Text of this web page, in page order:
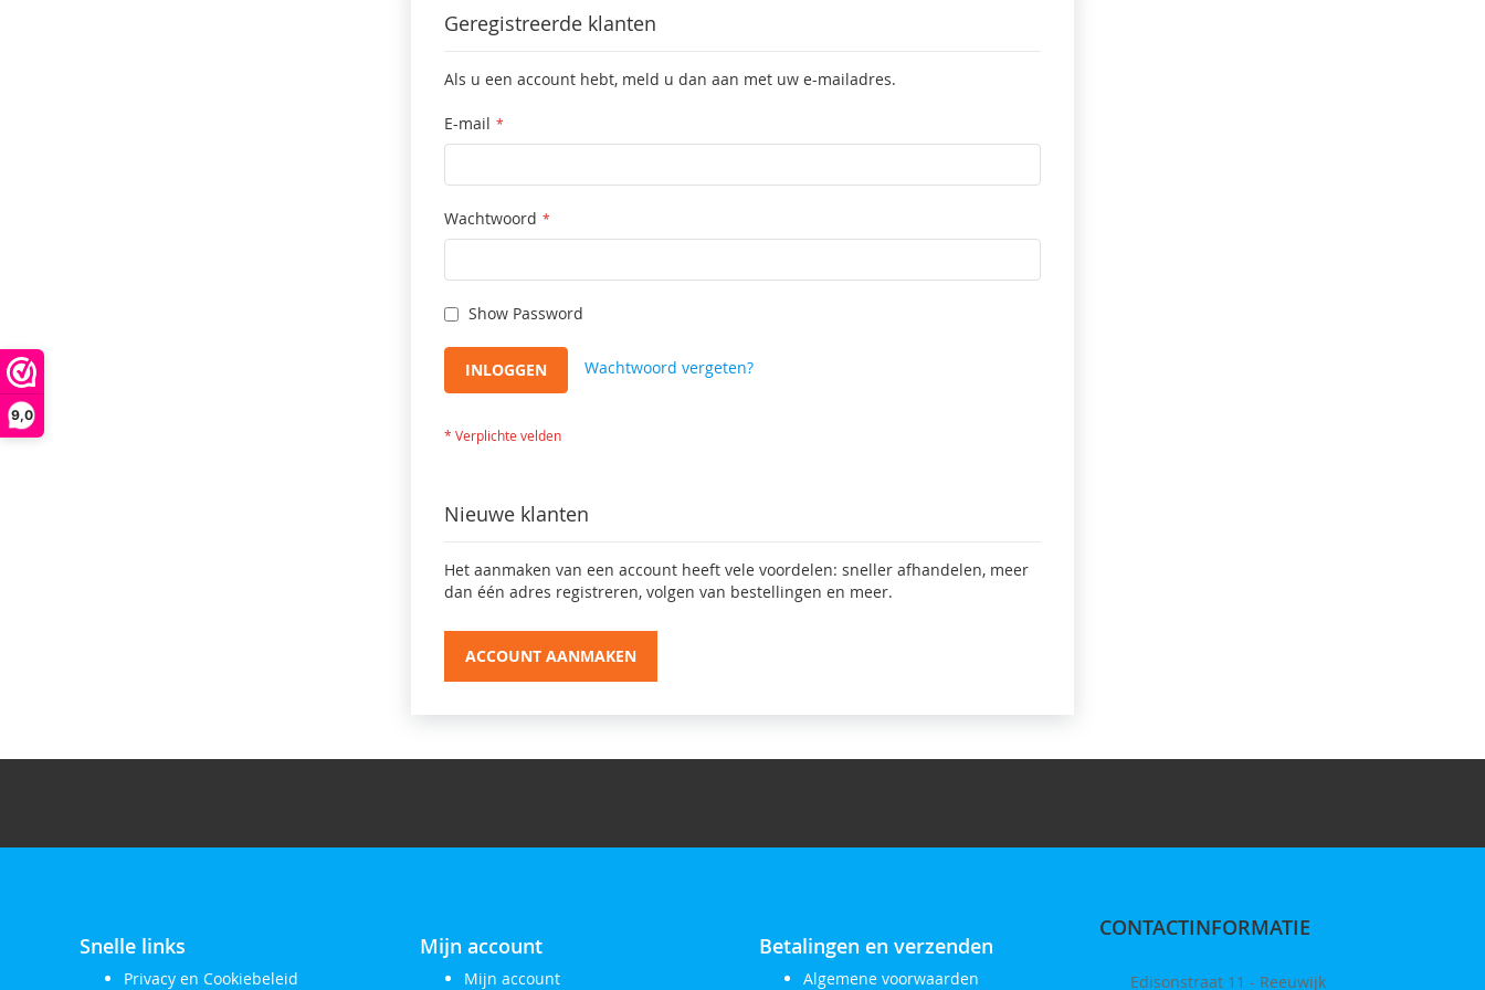
9,0
Geregistreerde klanten
Als u een account hebt, meld u dan aan met uw e-mailadres.
E-mail
Wachtwoord
Show Password
INLOGGEN Wachtwoord vergeten?
Nieuwe klanten
Het aanmaken van een account heeft vele voordelen: sneller afhandelen, meer
dan één adres registreren, volgen van bestellingen en meer.
ACCOUNT AANMAKEN
Snelle links
Privacy en Cookiebeleid
Mijn account
Mijn account
Betalingen en verzenden
Algemene voorwaarden
CONTACTINFORMATIE
Edisonstraat 11 - Reeuwijk